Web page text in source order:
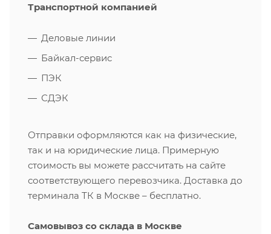
Транспортной компанией
Деловые линии
Байкал-сервис
ПЭК
СДЭК
Отправки оформляются как на физические,
так и на юридические лица. Примерную
стоимость вы можете рассчитать на сайте
соответствующего перевозчика. Доставка до
терминала ТК в Москве – бесплатно.
Самовывоз со склада в Москве